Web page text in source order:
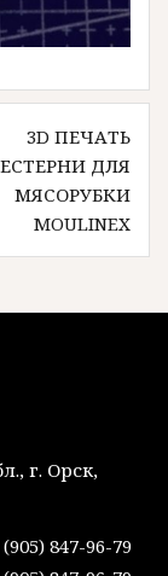
3D ПЕЧАТЬ
ДЛЯ
МЯСОРУБКИ
MOULINEX
г. Орск,
847-96-79